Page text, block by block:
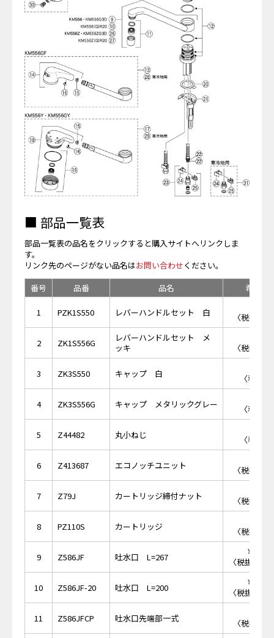
■ 部品一覧表
部品一覧表の品名をクリックすると購入サイトへリンクしま
す。
リンク先のページがない品名はお問い合わせください。
番号
品番 品名 希望小
1 PZK1S550 レバーハンドルセット 白
〈税抜価
2 ZK1S556G
レバーハンドルセット メ
ッキ
〈税抜価
3 ZK3S550 キャップ 白
〈税抜
4 ZK3S556G キャップ メタリックグレー
〈税抜
5 Z44482 丸小ねじ
〈税抜
6 Z413687 エコノッチユニット
〈税抜価
7 Z79J カートリッジ締付ナット
〈税抜価
8 PZ110S カートリッジ
〈税抜価
9 Z586JF 吐水口 L=267
￥
〈税抜価格
10 Z586JF-20 吐水口 L=200
￥
〈税抜価格
11 Z586JFCP 吐水口先端部一式
〈税抜価